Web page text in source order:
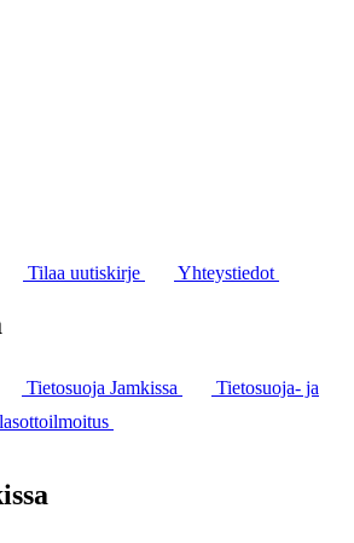
Tilaa uutiskirje Yhteystiedot
Tietosuoja Jamkissa
Tietosuoja- ja